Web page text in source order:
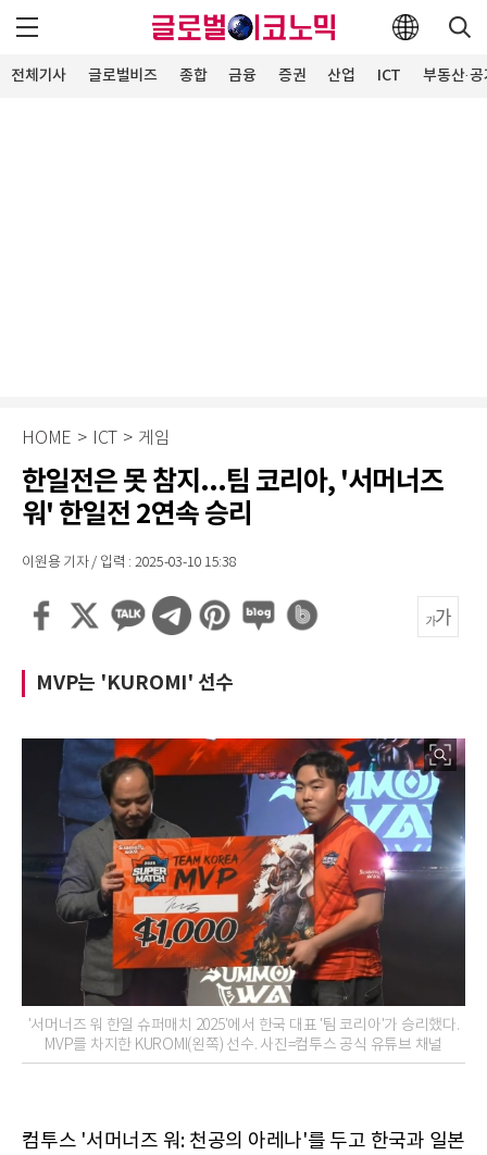
전체기사 글로벌비즈 종합 금융 증권 산업 ICT 부동산·
HOME > ICT > 게임
한일전은 못 참지...팀 코리아, '서머너즈
워' 한일전 2연속 승리
이원용 기자 / 입력 : 2025-03-10 15:38
MVP는 'KUROMI' 선수
'서머너즈 워 한일 슈퍼매치 2025'에서 한국 대표 '팀 코리아'가 승리했다.
MVP를 차지한 KUROMI(왼쪽) 선수. 사진=컴투스 공식 유튜브 채널
컴투스 '서머너즈 워: 천공의 아레나'를 두고 한국과 일본